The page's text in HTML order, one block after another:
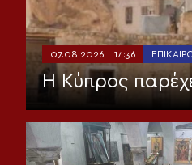
07.08.2026 | 14:36
Η Κύπρος